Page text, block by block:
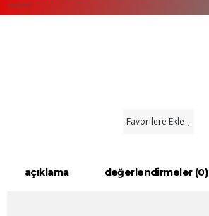
Favorilere Ekle
açıklama değerlendirmeler (0)